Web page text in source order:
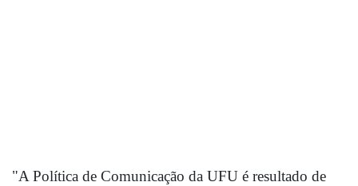
"A Política de Comunicação da UFU é resultado de